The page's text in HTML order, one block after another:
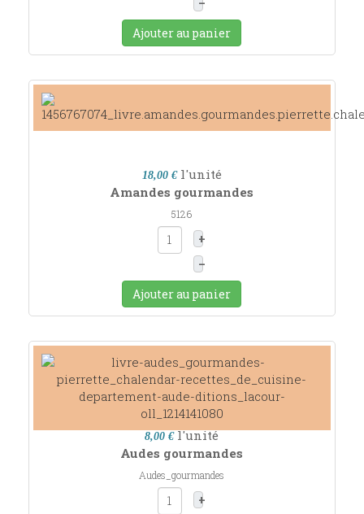
Ajouter au panier
18,00 € l'unité
Amandes gourmandes
5126
+
–
Ajouter au panier
8,00 € l'unité
Audes gourmandes
Audes_gourmandes
+